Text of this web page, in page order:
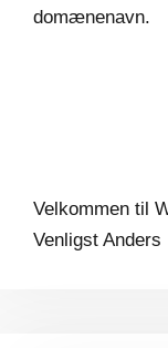
domænenavn.
Velkommen til
Venligst Anders